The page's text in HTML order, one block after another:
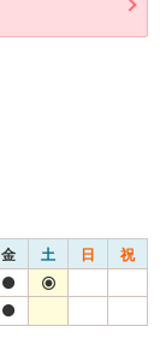
金 土 日 祝